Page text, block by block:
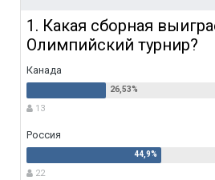
1. Какая сборная
Олимпийский турнир?
Канада
13
Россия
22